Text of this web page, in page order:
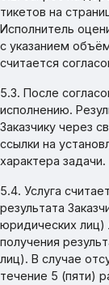
тикетов на
Исполнитель
с указанием
считается
5.3. После
исполнению.
Заказчику через
ссылки на
характера задачи.
5.4. Услуга
результата
юридических лиц)
получения
лиц). В случае
течение 5 (пяти)